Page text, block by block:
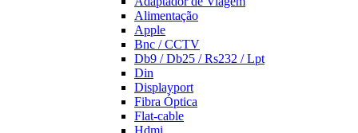
Alimentação
Apple
Bnc / CCTV
Db9 / Db25 / Rs232 / Lpt
Din
Displayport
Fibra Óptica
Flat-cable
Hdmi